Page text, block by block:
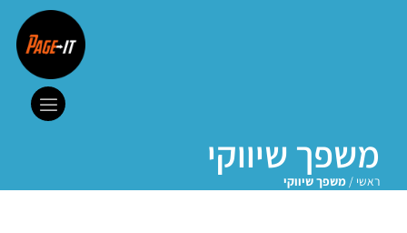
משפך שיווקי
ראשי / משפך שיווקי